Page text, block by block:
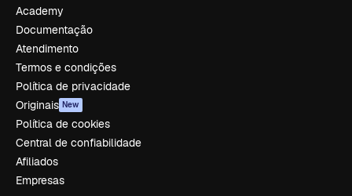
Academy
Documentação
Atendimento
Termos e condições
Política de privacidade
Originais New
Política de cookies
Central de confiabilidade
Afiliados
Empresas